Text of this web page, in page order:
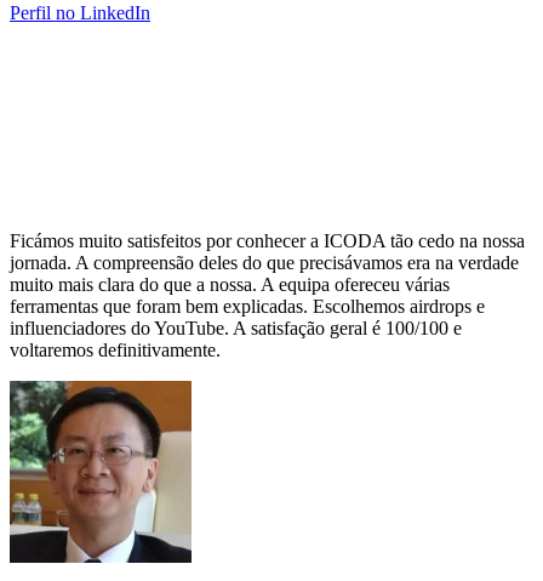
Perfil no LinkedIn
Ficámos muito satisfeitos por conhecer a ICODA tão cedo na nossa
jornada. A compreensão deles do que precisávamos era na verdade
muito mais clara do que a nossa. A equipa ofereceu várias
ferramentas que foram bem explicadas. Escolhemos airdrops e
influenciadores do YouTube. A satisfação geral é 100/100 e
voltaremos definitivamente.